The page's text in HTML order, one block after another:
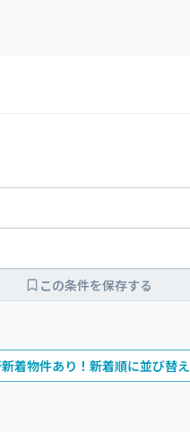
この条件を保存する
新着物件あり！新着順に並び替え